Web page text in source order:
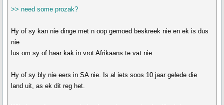
>> need some prozak?
Hy of sy kan nie dinge met n oop gemoed beskreek nie en ek is dus
nie
lus om sy of haar kak in vrot Afrikaans te vat nie.
Hy of sy bly nie eers in SA nie. Is al iets soos 10 jaar gelede die
land uit, as ek dit reg het.